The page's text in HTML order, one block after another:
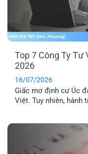
Top 7 Công Ty Tư
2026
16/07/2026
Giấc mơ định cư Úc
Việt. Tuy nhiên, hành
của bạn được xử lý